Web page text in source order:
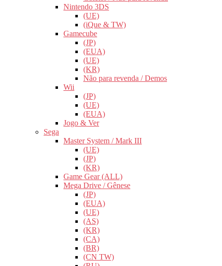
Nintendo 3DS
(UE)
(iQue & TW)
Gamecube
(JP)
(EUA)
(UE)
(KR)
Não para revenda / Demos
Wii
(JP)
(UE)
(EUA)
Jogo & Ver
Sega
Master System / Mark III
(UE)
(JP)
(KR)
Game Gear (ALL)
Mega Drive / Gênese
(JP)
(EUA)
(UE)
(AS)
(KR)
(CA)
(BR)
(CN TW)